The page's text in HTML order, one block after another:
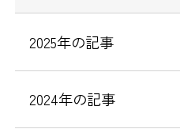
2025年の記事
2024年の記事